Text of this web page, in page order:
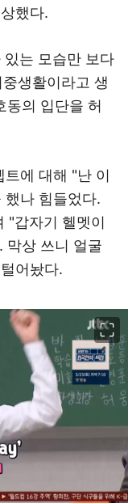
했다.
는 모습만 보다
생활이라고 생
동의 입단을 허
에 대해 "난 이
나 힘들었다.
"갑자기 헬멧이
막상 쓰니 얼굴
어놨다.